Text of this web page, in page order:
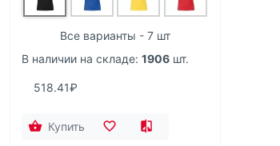
Все варианты - 7 шт
В наличии на складе: 1906 шт.
518.41₽
Купить